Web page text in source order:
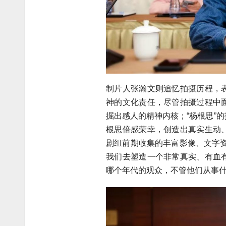
制片人张瀚文则追忆拍摄历程，
神的文化责任，尽管拍摄过程中
掘出感人的精神内核；“杨根思”
根思倍感荣幸，创造出真实生动
剧组前期收集的丰富影像、文字
我们去塑造一个非常真实、有血
哪个年代的观众，不管他们从事